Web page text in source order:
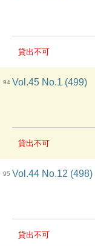
貸出不可
94 Vol.45 No.1 (499)
貸出不可
95 Vol.44 No.12 (498)
貸出不可